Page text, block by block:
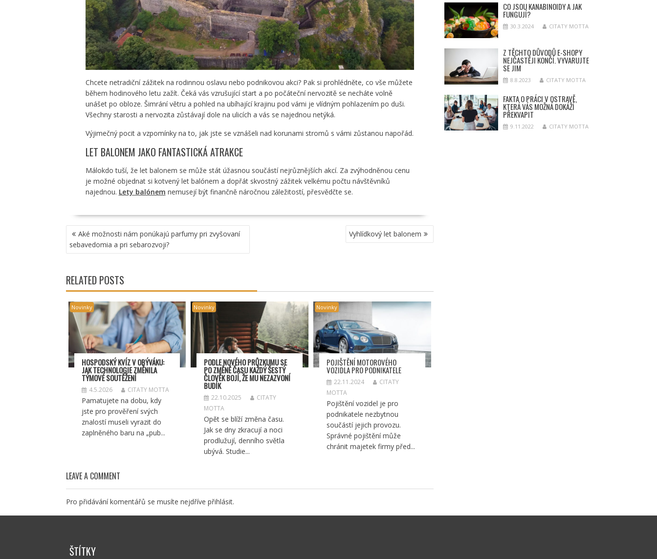
Chcete netradiční zážitek na rodinnou oslavu nebo podnikovou akci? Pak si prohlédněte, co vše můžete
během hodinového letu zažít. Čeká vás vzrušující start a po počáteční nervozitě se necháte volně
unášet po obloze. Šimrání větru a pohled na ubíhající krajinu pod vámi je vlídným pohlazením po duši.
Všechny starosti a nervozita zůstávají dole na ulicích a vás se najednou netýká.
Výjimečný pocit a vzpomínky na to, jak jste se vznášeli nad korunami stromů s vámi zůstanou napořád.
LET BALONEM JAKO FANTASTICKÁ ATRAKCE
Málokdo tuší, že let balonem se může stát úžasnou součástí nejrůznějších akcí. Za zvýhodněnou cenu
je možné objednat si kotvený let balónem a dopřát skvostný zážitek velkému počtu návštěvníků
najednou. Lety balónem nemusejí být finančně náročnou záležitostí, přesvědčte se.
NAVIGACE
PRO
PŘÍSPĚVEK
Aké možnosti nám ponúkajú parfumy pri zvyšovaní
sebavedomia a pri sebarozvoji?
Vyhlídkový let balonem
RELATED POSTS
Novinky
HOSPODSKÝKVÍZ V OBÝVÁKU:
JAK TECHNOLOGIE ZMĚNILA
TÝMOVÉ SOUTĚŽENÍ
4.5.2026 CITATY MOTTA
Pamatujete na dobu, kdy
jste pro prověření svých
znalostí museli vyrazit do
zaplněného baru na „pub...
Novinky
PODLE NOVÉHO PRŮZKUMU SE
PO ZMĚNĚ ČASU KAŽDÝ ŠESTÝ
ČLOVĚK BOJÍ, ŽE MU NEZAZVONÍ
BUDÍK
22.10.2025
CITATY
MOTTA
Opět se blíží změna času.
Jak se dny zkracují a noci
prodlužují, denního světla
ubývá. Studie...
Novinky
POJIŠTĚNÍ MOTOROVÉHO
VOZIDLA PRO PODNIKATELE
22.11.2024
CITATY
MOTTA
Pojištění vozidel je pro
podnikatele nezbytnou
součástí jejich provozu.
Správné pojištění může
chránit majetek firmy před...
LEAVE A COMMENT
Pro přidávání komentářů se musíte nejdříve přihlásit.
CO JSOU KANABINOIDY A JAK
FUNGUJÍ?
30.3.2024 CITATY MOTTA
Z TĚCHTO DŮVODŮ E-SHOPY
NEJČASTĚJI KONČÍ. VYVARUJTE
SE JIM
8.8.2023 CITATY MOTTA
FAKTA O PRÁCI V OSTRAVĚ,
KTERÁ VÁS MOŽNÁ DOKÁŽÍ
PŘEKVAPIT
9.11.2022 CITATY MOTTA
ŠTÍTKY